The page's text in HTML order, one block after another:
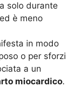
solo durante
è meno
in modo
o per sforzi
a un
miocardico.